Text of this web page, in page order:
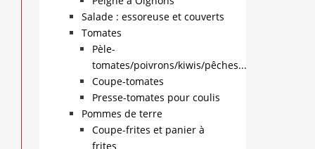
Salade : essoreuse et couverts
Tomates
Pèle-
tomates/poivrons/kiwis/pêches...
Coupe-tomates
Presse-tomates pour coulis
Pommes de terre
Coupe-frites et panier à
frites